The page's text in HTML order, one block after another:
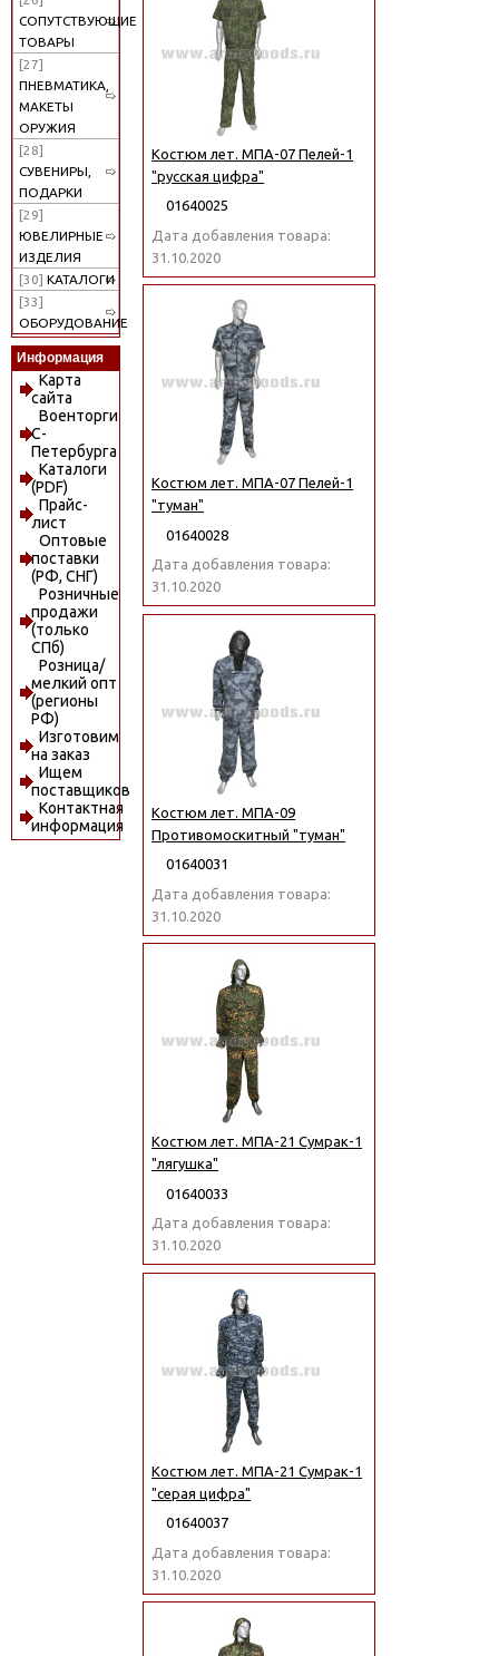
СОПУТСТВУЮЩИЕ
ТОВАРЫ
[27]
ПНЕВМАТИКА,
МАКЕТЫ
ОРУЖИЯ
[28]
СУВЕНИРЫ,
ПОДАРКИ
[29]
ЮВЕЛИРНЫЕ
ИЗДЕЛИЯ
[30] КАТАЛОГИ
[33]
ОБОРУДОВАНИЕ
Информация
Карта
сайта
Военторги
С-
Петербурга
Каталоги
(PDF)
Прайс-
лист
Оптовые
поставки
(РФ, СНГ)
Розничные
продажи
(только
СПб)
Розница/
мелкий опт
(регионы
РФ)
Изготовим
на заказ
Ищем
поставщиков
Контактная
информация
Костюм лет. МПА-07 Пелей-1
"русская цифра"
01640025
Дата добавления товара:
31.10.2020
Костюм лет. МПА-07 Пелей-1
"туман"
01640028
Дата добавления товара:
31.10.2020
Костюм лет. МПА-09
Противомоскитный "туман"
01640031
Дата добавления товара:
31.10.2020
Костюм лет. МПА-21 Сумрак-1
"лягушка"
01640033
Дата добавления товара:
31.10.2020
Костюм лет. МПА-21 Сумрак-1
"серая цифра"
01640037
Дата добавления товара:
31.10.2020